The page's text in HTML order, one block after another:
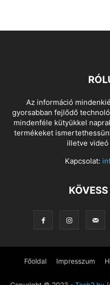
Az információ
gyorsabban fejlődő
mindenféle kütyükkel
termékeket
illetve videó
Kapcsolat:
Főoldal Impresszum